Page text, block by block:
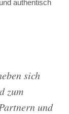
authentisch
sich
zum
und